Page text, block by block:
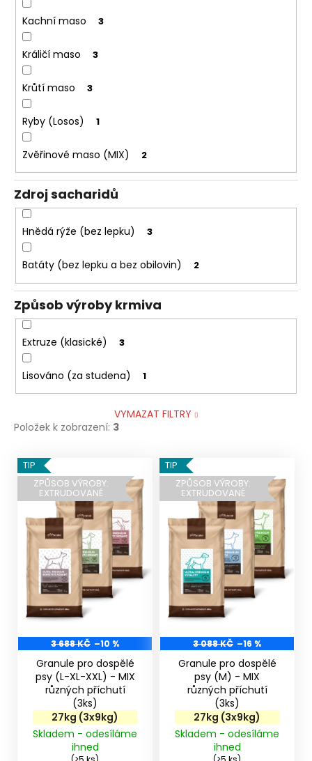
Kachní maso 3
Králičí maso 3
Krůtí maso 3
Ryby (Losos) 1
Zvěřinové maso (MIX) 2
Zdroj sacharidů
Hnědá rýže (bez lepku) 3
Batáty (bez lepku a bez obilovin) 2
Způsob výroby krmiva
Extruze (klasické) 3
Lisováno (za studena) 1
VYMAZAT FILTRY
Položek k zobrazení: 3
V
ý
p
k
TIP
ZPŮSOB VÝROBY:
EXTRUDOVANÉ
3 688 KČ –10 %
Granule pro dospělé
psy (L-XL-XXL) - MIX
různých příchutí
27kg (3x9kg)
Skladem - odesíláme
ihned
TIP
ZPŮSOB VÝROBY:
EXTRUDOVANÉ
3 088 KČ –16 %
Granule pro dospělé
psy (M) - MIX
různých příchutí
27kg (3x9kg)
Skladem - odesíláme
ihned